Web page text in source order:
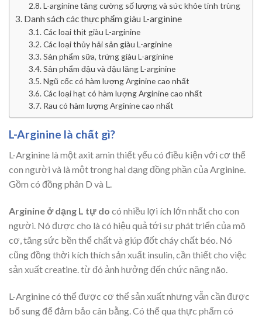
L-arginine tăng cường số lượng và sức khỏe tinh trùng
Danh sách các thực phẩm giàu L-arginine
Các loại thịt giàu L-arginine
Các loại thủy hải sản giàu L-arginine
Sản phẩm sữa, trứng giàu L-arginine
Sản phẩm đậu và đậu lăng L-arginine
Ngũ cốc có hàm lượng Arginine cao nhất
Các loại hạt có hàm lượng Arginine cao nhất
Rau có hàm lượng Arginine cao nhất
L-Arginine là chất gì?
L-Arginine là một axit amin thiết yếu có điều kiện với cơ thể
con người và là một trong hai dạng đồng phần của Arginine.
Gồm có đồng phân D và L.
Arginine ở dạng L tự do có nhiều lợi ích lớn nhất cho con
người. Nó được cho là có hiệu quả tới sự phát triển của mô
cơ, tăng sức bền thể chất và giúp đốt cháy chất béo. Nó
cũng đồng thời kích thích sản xuất insulin, cần thiết cho việc
sản xuất creatine. từ đó ảnh hưởng đến chức năng não.
L-Arginine có thể được cơ thể sản xuất nhưng vẫn cần được
bổ sung để đảm bảo cân bằng. Có thể qua thực phẩm có